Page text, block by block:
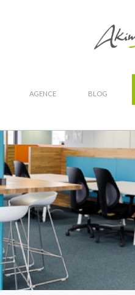
AGENCE BLOG